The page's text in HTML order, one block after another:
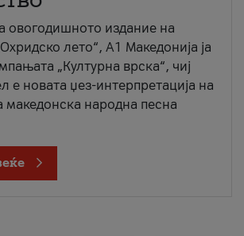
овогодишното издание на
лето“, А1 Македонија ја
„Културна врска“, чиј
е новата џез-интерпретација на
македонска народна песна